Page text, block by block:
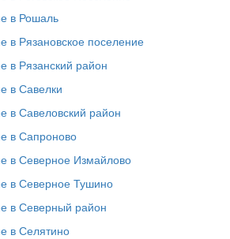
в Рошаль
в Рязановское поселение
в Рязанский район
в Савелки
в Савеловский район
в Сапроново
в Северное Измайлово
в Северное Тушино
в Северный район
в Селятино